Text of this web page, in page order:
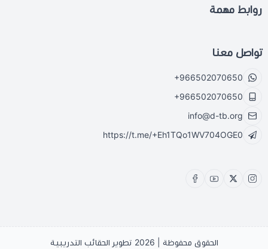
روابط مهمة
تواصل معنا
+966502070650
+966502070650
info@d-tb.org
https://t.me/+Eh1TQo1WV704OGE0
الحقوق محفوظة | 2026 تطوير الحقائب التدريبية